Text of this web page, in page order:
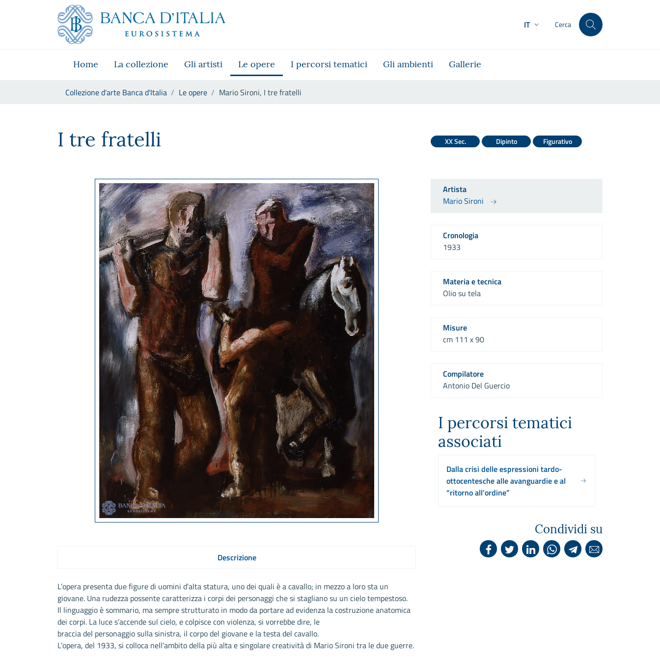
Skip to Main Content
Vai al sito istituzionale
Vai al menu di navigazione
Vai alla ricerca
Vai ai contenuti
IT Cerca
Home La collezione Gli artisti Le opere I percorsi tematici Gli ambienti Gallerie
Collezione d'arte Banca d'Italia Le opere Mario Sironi, I tre fratelli
I tre fratelli XX Sec. Dipinto Figurativo
Descrizione
L’opera presenta due figure di uomini d’alta statura, uno dei quali è a cavallo; in mezzo a loro sta un
giovane. Una rudezza possente caratterizza i corpi dei personaggi che si stagliano su un cielo tempestoso.
Il linguaggio è sommario, ma sempre strutturato in modo da portare ad evidenza la costruzione anatomica
dei corpi. La luce s’accende sul cielo, e colpisce con violenza, si vorrebbe dire, le
braccia del personaggio sulla sinistra, il corpo del giovane e la testa del cavallo.
L’opera, del 1933, si colloca nell’ambito della più alta e singolare creatività di Mario Sironi tra le due guerre.
Artista
Mario Sironi
Cronologia
1933
Materia e tecnica
Olio su tela
Misure
cm 111 x 90
Compilatore
Antonio Del Guercio
I percorsi tematici
associati
Dalla crisi delle espressioni tardo-
ottocentesche alle avanguardie e al
“ritorno all’ordine”
Condividi su